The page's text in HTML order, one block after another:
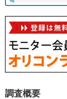
調査概要